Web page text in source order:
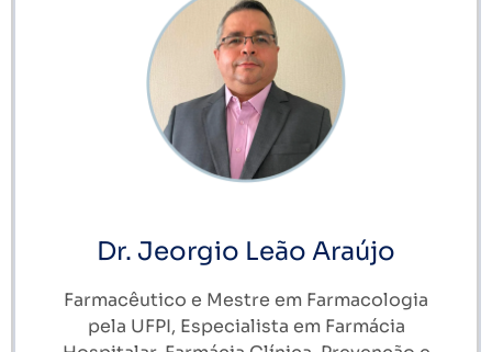
Dr. Jeorgio Leão Araújo
Farmacêutico e Mestre em Farmacologia
pela UFPI, Especialista em Farmácia